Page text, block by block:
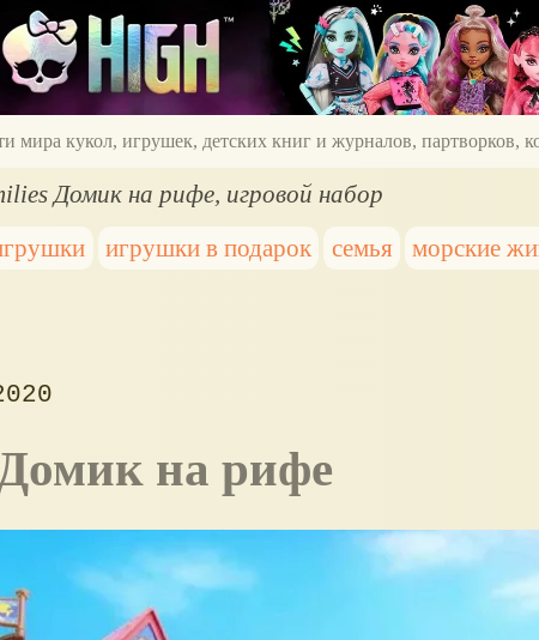
мира кукол, игрушек, детских книг и журналов, партворков,
Домик на рифе, игровой набор
игрушки в подарок семья
морские
Домик на рифе